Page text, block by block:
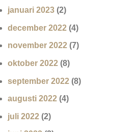
januari 2023 (2)
december 2022 (4)
november 2022 (7)
oktober 2022 (8)
september 2022 (8)
augusti 2022 (4)
juli 2022 (2)